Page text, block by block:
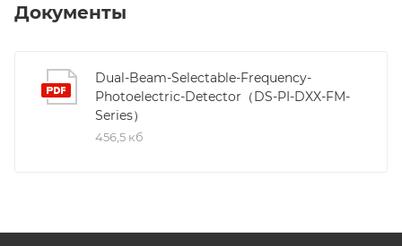
Документы
Dual-Beam-Selectable-Frequency-
Photoelectric-Detector（DS-PI-DXX-FM-
Series）
456,5 кб